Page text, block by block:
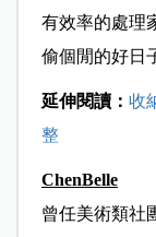
有效率的處理
偷個閒的好日
延伸閱讀： 收
整
ChenBelle
曾任美術類社